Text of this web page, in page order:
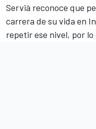
Servià reconoce que
carrera de su vida en
repetir ese nivel, por lo